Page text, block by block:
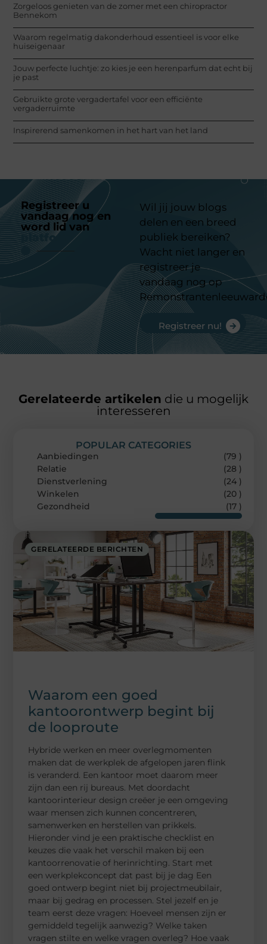
Zorgeloos genieten van de zomer met een chiropractor
Bennekom
Waarom regelmatig dakonderhoud essentieel is voor elke
huiseigenaar
Jouw perfecte luchtje: zo kies je een herenparfum dat echt bij
je past
Gebruikte grote vergadertafel voor een efficiënte
vergaderruimte
Inspirerend samenkomen in het hart van het land
Registreer u
vandaag nog en
word lid van
platform
Wil jij jouw blogs
delen en een breed
publiek bereiken?
Wacht niet langer en
registreer je
vandaag nog op
Registreer nu!
Gerelateerde artikelen die u mogelijk
interesseren
GERELATEERDE BERICHTEN
Waarom een goed
kantoorontwerp begint bij
de looproute
Hybride werken en meer overlegmomenten
maken dat de werkplek de afgelopen jaren flink
is veranderd. Een kantoor moet daarom meer
zijn dan een rij bureaus. Met doordacht
kantoorinterieur design creëer je een omgeving
waar mensen zich kunnen concentreren,
samenwerken en herstellen van prikkels.
Hieronder vind je een praktische checklist en
keuzes die vaak het verschil maken bij een
kantoorrenovatie of herinrichting. Start met
een werkplekconcept dat past bij je dag Een
goed ontwerp begint niet bij projectmeubilair,
maar bij gedrag en processen. Stel jezelf en je
team eerst deze vragen: Hoeveel mensen zijn er
gemiddeld tegelijk aanwezig? Welke taken
vragen stilte en welke vragen overleg? Hoe vaak
POPULAR CATEGORIES
Aanbiedingen
(79 )
Relatie
(28 )
Dienstverlening
(24 )
Winkelen
(20 )
Gezondheid
(17 )